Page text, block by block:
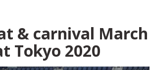
& carnival March
Tokyo 2020